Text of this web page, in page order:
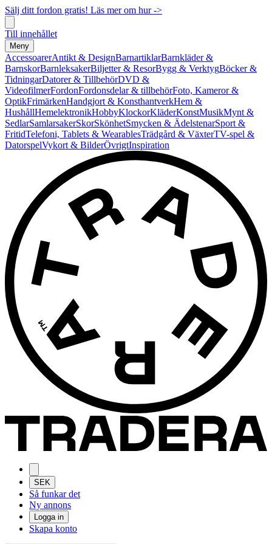
Sälj ditt fordon gratis! Läs mer om hur ->
Till innehållet
Meny
AccessoarerAntikt & DesignBarnartiklarBarnkläder &
BarnskorBarnleksakerBiljetter & ResorBygg & VerktygBöcker &
TidningarDatorer & TillbehörDVD &
VideofilmerFordonFordonsdelar & tillbehörFoto, Kameror &
OptikFrimärkenHandgjort & KonsthantverkHem &
HushållHemelektronikHobbyKlockorKläderKonstMusikMynt &
SedlarSamlarsakerSkorSkönhetSmycken & ÄdelstenarSport &
FritidTelefoni, Tablets & WearablesTrädgård & VäxterTV-spel &
DatorspelVykort & BilderÖvrigtInspiration
SEK
Så funkar det
Ny annons
Logga in
Skapa konto